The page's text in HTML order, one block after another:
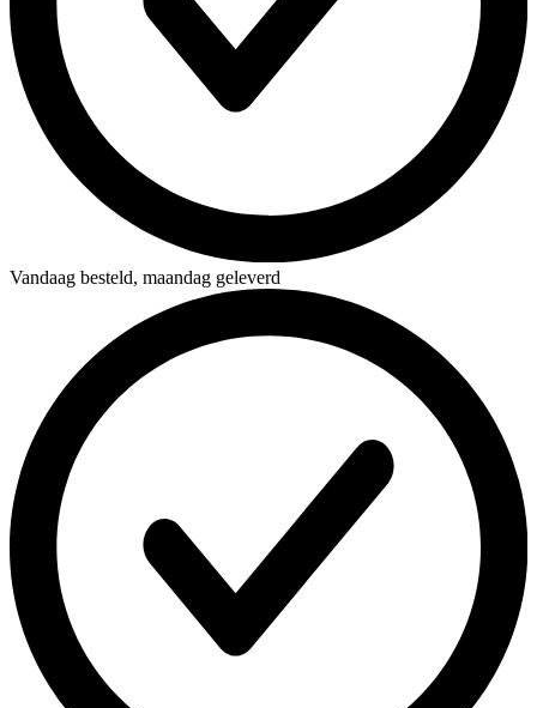
Vandaag besteld, maandag geleverd